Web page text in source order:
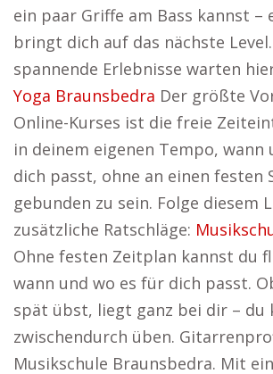
ein paar Griffe am Bass kannst –
bringt dich auf das nächste
spannende Erlebnisse warten
Yoga Braunsbedra Der größte
Online-Kurses ist die freie
in deinem eigenen Tempo, wann
dich passt, ohne an einen festen
gebunden zu sein. Folge diesem
zusätzliche Ratschläge:
Ohne festen Zeitplan kannst du
wann und wo es für dich passt.
spät übst, liegt ganz bei dir – du
zwischendurch üben.
Musikschule Braunsbedra. Mit